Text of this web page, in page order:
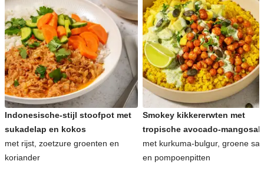
Indonesische-stijl stoofpot met
sukadelap en kokos
met rijst, zoetzure groenten en
koriander
Smokey kikkererwten met
tropische avocado-
met kurkuma-bulgur, groene
en pompoenpitten